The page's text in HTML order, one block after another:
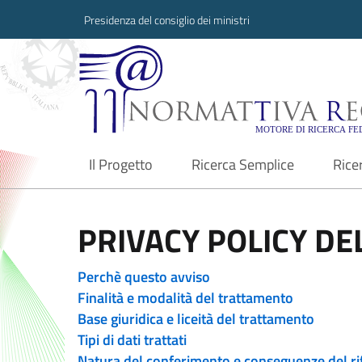
Presidenza del consiglio dei ministri
Normattiva
Il Progetto
current Ricerca Semplice
PRIVACY POLICY
Perchè questo avviso
Finalità e modalità del trattamento
Base giuridica e liceità del trattamento
Tipi di dati trattati